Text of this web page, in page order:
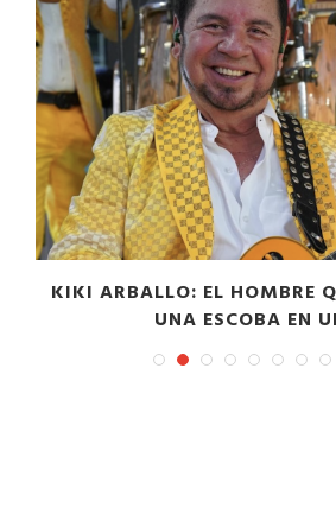
KIKI ARBALLO: EL HOMBRE
UNA ESCOBA EN